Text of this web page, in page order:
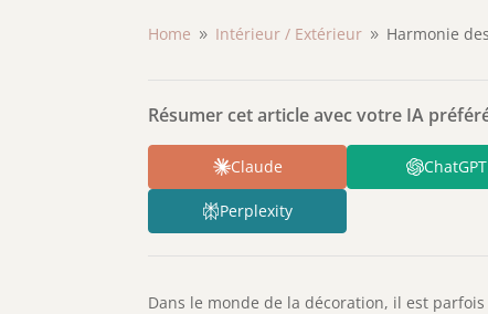
Home 9 Intérieur / Extérieur 9 Harmonie
Résumer cet article avec votre IA
Claude ChatGPT
Perplexity
Dans le monde de la décoration, il est